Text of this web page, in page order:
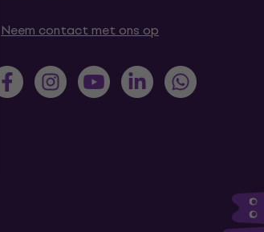
Neem contact met ons op